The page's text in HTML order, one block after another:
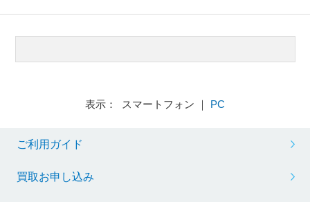
表示： スマートフォン ｜ PC
ご利用ガイド
買取お申し込み